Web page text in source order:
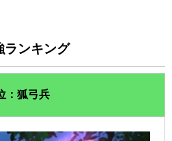
ランキング
：狐弓兵